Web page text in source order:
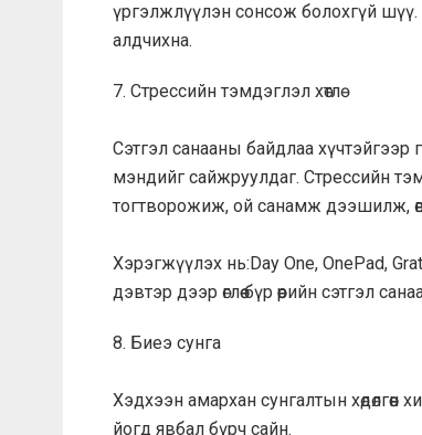
үргэлжлүүлэн сонсож болохгүй шүү.
алдчихна.
7. Стрессийн тэмдэглэл хөтлө
Сэтгэл санааны байдлаа
мэндийг сайжруулдаг. Стрессийн
тогтворожиж, ой санамж дээшилж,
Хэрэгжүүлэх нь:Day One, OnePad,
дэвтэр дээр өглөө бүр өөрийн сэтгэл
8. Биеэ сунга
Хэдхээн амархан сунгалтын
йогд явбал бүрч сайн.